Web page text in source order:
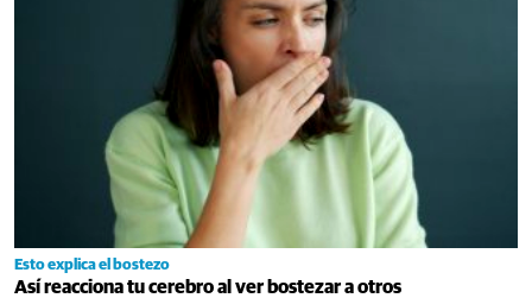
Esto explica el bostezo
Así reacciona tu cerebro al ver bostezar a otros